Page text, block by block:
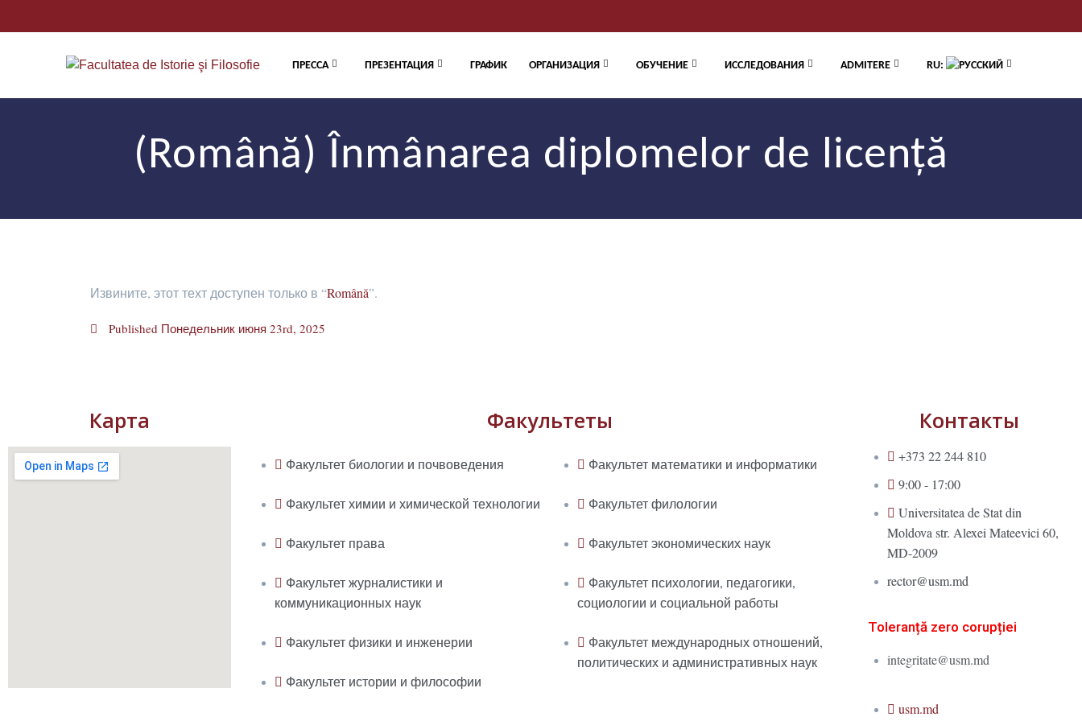
ПРЕССА ПРЕЗЕНТАЦИЯ ГРАФИК ОРГАНИЗАЦИЯ ОБУЧЕНИЕ ИССЛЕДОВАНИЯ ADMITERE RU:
(Română) Înmânarea diplomelor de licență
Извините, этот техт доступен только в “Română”.
Published Понедельник июня 23rd, 2025
Карта Факультеты
Факультет биологии и почвоведения
Факультет химии и химической технологии
Факультет права
Факультет журналистики и
коммуникационных наук
Факультет физики и инженерии
Факультет истории и философии
Факультет математики и информатики
Факультет филологии
Факультет экономических наук
Факультет психологии, педагогики,
социологии и социальной работы
Факультет международных отношений,
политических и административных наук
Контакты
+373 22 244 810
9:00 - 17:00
Universitatea de Stat din
Moldova str. Alexei Mateevici 60,
MD-2009
rector@usm.md
Toleranță zero corupției
integritate@usm.md
usm.md